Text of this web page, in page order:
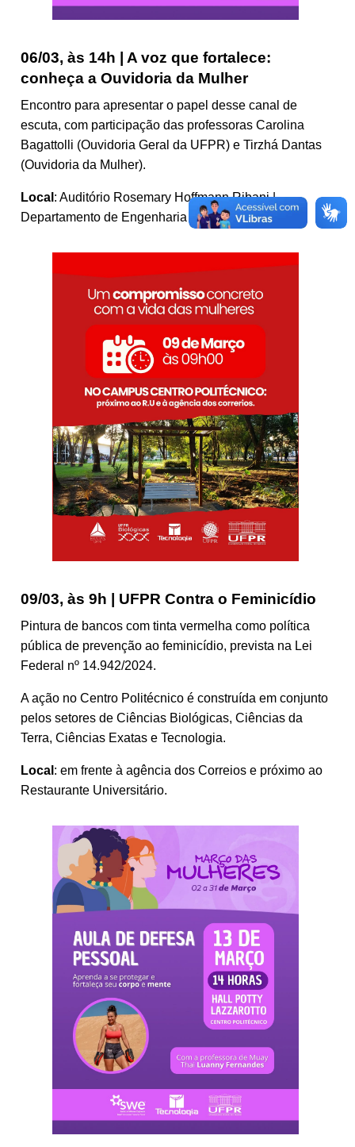
06/03, às 14h | A voz que fortalece:
conheça a Ouvidoria da Mulher
Encontro para apresentar o papel desse canal de
escuta, com participação das professoras Carolina
Bagattolli (Ouvidoria Geral da UFPR) e Tirzhá Dantas
(Ouvidoria da Mulher).
Local : Auditório Rosemary Hoffmann Ribani |
Departamento de Engenharia Química
09/03, às 9h | UFPR Contra o Feminicídio
Pintura de bancos com tinta vermelha como política
pública de prevenção ao feminicídio, prevista na Lei
Federal nº 14.942/2024.
A ação no Centro Politécnico é construída em conjunto
pelos setores de Ciências Biológicas, Ciências da
Terra, Ciências Exatas e Tecnologia.
Local : em frente à agência dos Correios e próximo ao
Restaurante Universitário.